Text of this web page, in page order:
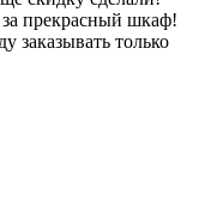
за прекрасный шкаф!
заказывать только